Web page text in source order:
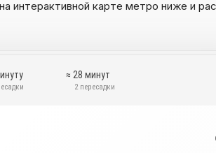
на интерактивной карте метро ниже и
≈ 28 минут
2 пересадки